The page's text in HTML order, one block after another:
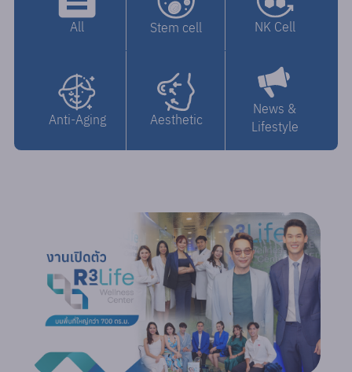
All Stem cell NK Cell
Anti-Aging Aesthetic
News &
Lifestyle